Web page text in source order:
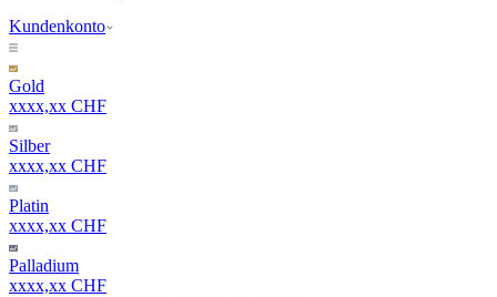
Kundenkonto
Gold
xxxx,xx CHF
Silber
xxxx,xx CHF
Platin
xxxx,xx CHF
Palladium
xxxx,xx CHF